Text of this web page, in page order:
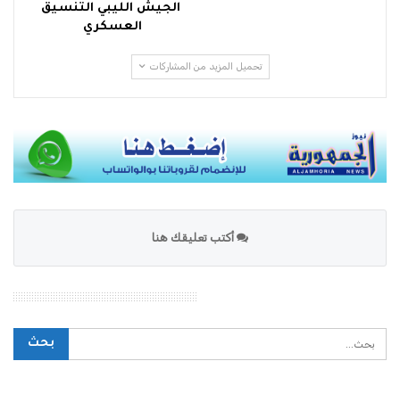
الجيش الليبي التنسيق
العسكري
تحميل المزيد من المشاركات
أكتب تعليقك هنا